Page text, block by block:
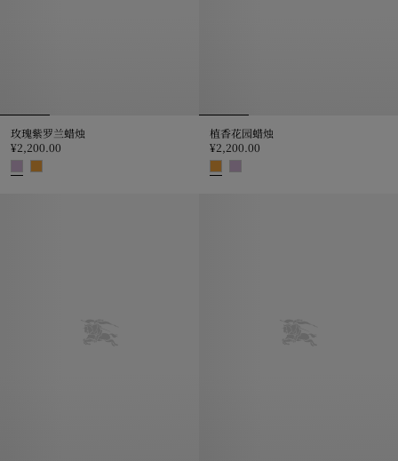
玫瑰紫罗兰蜡烛
¥2,200.00
植香花园蜡烛
¥2,200.00